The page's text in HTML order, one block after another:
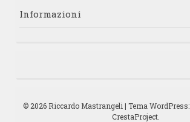
Informazioni
© 2026 Riccardo Mastrangeli | Tema WordPress:
CrestaProject.